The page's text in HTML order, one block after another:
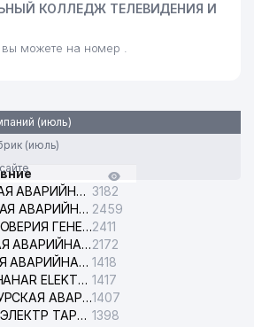
КОЛЛЕДЖ ТЕЛЕВИДЕНИЯ И
вы можете на номер .
(июль)
(июль)
ЯШНАБАДСКАЯ АВАРИЙНАЯ СЛУЖБА ЭЛЕКТРОСЕТИ 3182
ЧИЛАНЗАРСКАЯ АВАРИЙНАЯ СЛУЖБА ЭЛЕКТРОСЕТИ 2459
ТЕЛЕФОНЫ ДОВЕРИЯ ГЕНЕРАЛЬНОЙ ПРОКУРАТУРЫ РЕСПУБЛИКИ УЗБЕКИСТАН2411
АЛМАЗАРСКАЯ АВАРИЙНАЯ СЛУЖБА ЭЛЕКТРОСЕТИ2172
УЧТЕПИНСКАЯ АВАРИЙНАЯ СЛУЖБА ЭЛЕКТРОСЕТИ 1418
TOSHKENT SHAHAR ELEKTR TARMOQLARI KORXONASI АО 1417
ШАЙХАНТАХУРСКАЯ АВАРИЙНАЯ СЛУЖБА ЭЛЕКТРОСЕТИ1407
САМАРКАНД ЭЛЕКТР ТАРМОКЛАРИ АО 1398